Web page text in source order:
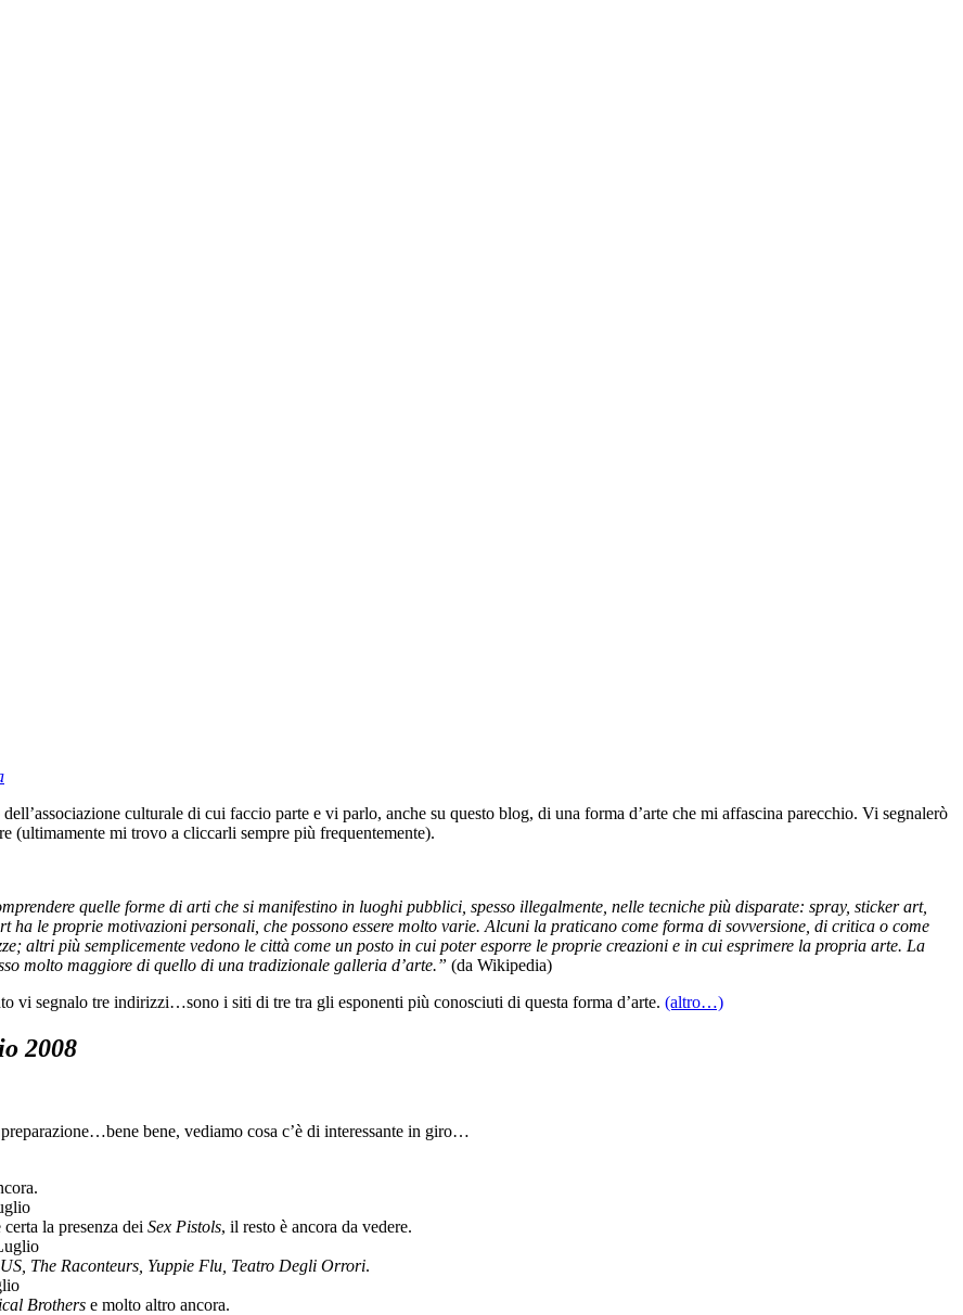
culturale di cui faccio parte e vi parlo, anche su questo blog, di una forma d’arte che mi affascina parecchio. Vi segnalerò
(ultimamente mi trovo a cliccarli sempre più frequentemente).
quelle forme di arti che si manifestino in luoghi pubblici, spesso illegalmente, nelle tecniche più disparate: spray, sticker art,
le proprie motivazioni personali, che possono essere molto varie. Alcuni la praticano come forma di sovversione, di critica o come
altri più semplicemente vedono le città come un posto in cui poter esporre le proprie creazioni e in cui esprimere la propria arte. La
molto maggiore di quello di una tradizionale galleria d’arte.” (da Wikipedia)
vi segnalo tre indirizzi…sono i siti di tre tra gli esponenti più conosciuti di questa forma d’arte. (altro…)
2008
bene, vediamo cosa c’è di interessante in giro…
la presenza dei Sex Pistols, il resto è ancora da vedere.
The Raconteurs, Yuppie Flu, Teatro Degli Orrori.
Brothers e molto altro ancora.